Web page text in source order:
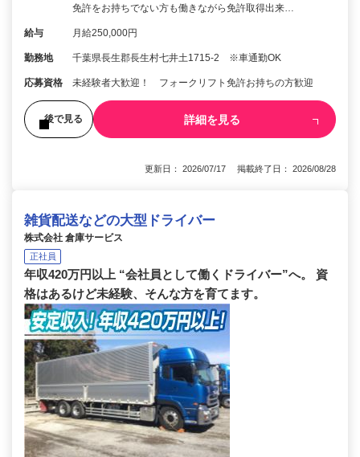
免許をお持ちでない方も働きながら免許取得出来…
給与 月給250,000円
勤務地 千葉県長生郡長生村七井土1715-2 ※車通勤OK
応募資格 未経験者大歓迎！ フォークリフト免許お持ちの方歓迎
後で見る 詳細を見る
更新日： 2026/07/17 掲載終了日： 2026/08/28
雑貨配送などの大型ドライバー
株式会社 倉庫サービス
正社員
年収420万円以上 “会社員として働くドライバー”へ。 資
格はあるけど未経験、そんな方を育てます。